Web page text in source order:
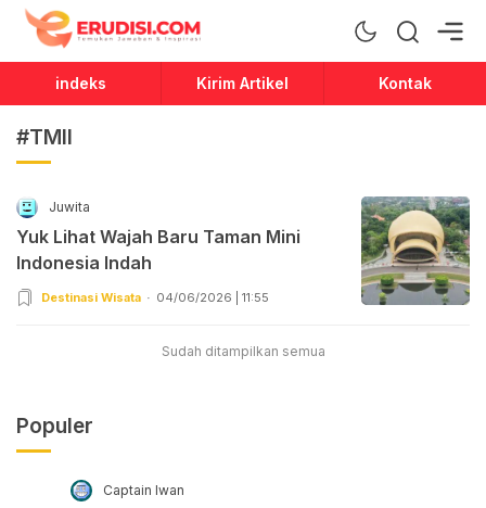
Erudisi
Temukan Jawaban dan Inspirasi
indeks Kirim Artikel Kontak
#TMII
Juwita
Yuk Lihat Wajah Baru Taman Mini
Indonesia Indah
Destinasi Wisata 04/06/2026 | 11:55
Sudah ditampilkan semua
Populer
Captain Iwan